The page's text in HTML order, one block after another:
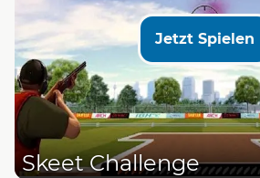
Jetzt Spielen
Skeet Challenge